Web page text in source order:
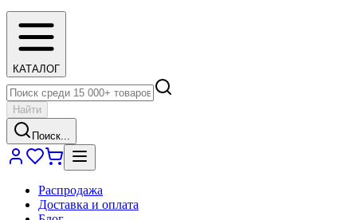
КАТАЛОГ
Найти
Поиск...
Распродажа
Доставка и оплата